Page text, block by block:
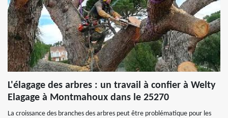
L'élagage des arbres : un travail à confier à Welty
Elagage à Montmahoux dans le 25270
La croissance des branches des arbres peut être problématique pour les